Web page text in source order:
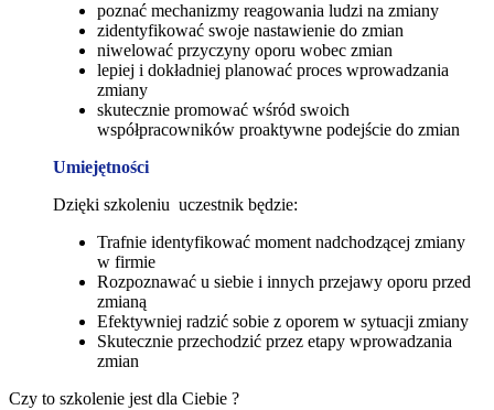
poznać mechanizmy reagowania ludzi na zmiany
zidentyfikować swoje nastawienie do zmian
niwelować przyczyny oporu wobec zmian
lepiej i dokładniej planować proces wprowadzania
zmiany
skutecznie promować wśród swoich
współpracowników proaktywne podejście do zmian
Umiejętności
Dzięki szkoleniu uczestnik będzie:
Trafnie identyfikować moment nadchodzącej zmiany
w firmie
Rozpoznawać u siebie i innych przejawy oporu przed
zmianą
Efektywniej radzić sobie z oporem w sytuacji zmiany
Skutecznie przechodzić przez etapy wprowadzania
zmian
Czy to szkolenie jest dla Ciebie ?